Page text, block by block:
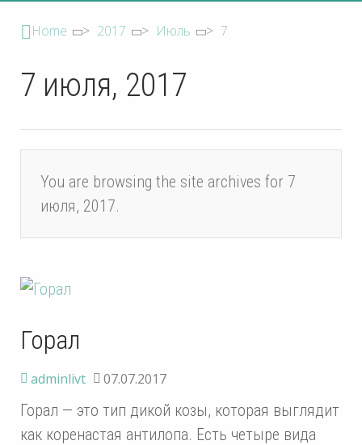
Home > 2017 > Июль > 7
7 июля, 2017
You are browsing the site archives for 7
июля, 2017.
Горал
adminlivt 07.07.2017
Горал — это тип дикой козы, которая выглядит
как коренастая антилопа. Есть четыре вида